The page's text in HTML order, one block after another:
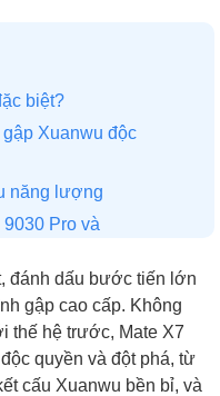
biệt?
Xuanwu độc
năng lượng
Pro và
tính năng gọi vệ tinh
Maple Imaging
đánh dấu bước tiến lớn
gập cao cấp. Không
thế hệ trước, Mate X7
quyền và đột phá, từ
cấu Xuanwu bền bỉ, và